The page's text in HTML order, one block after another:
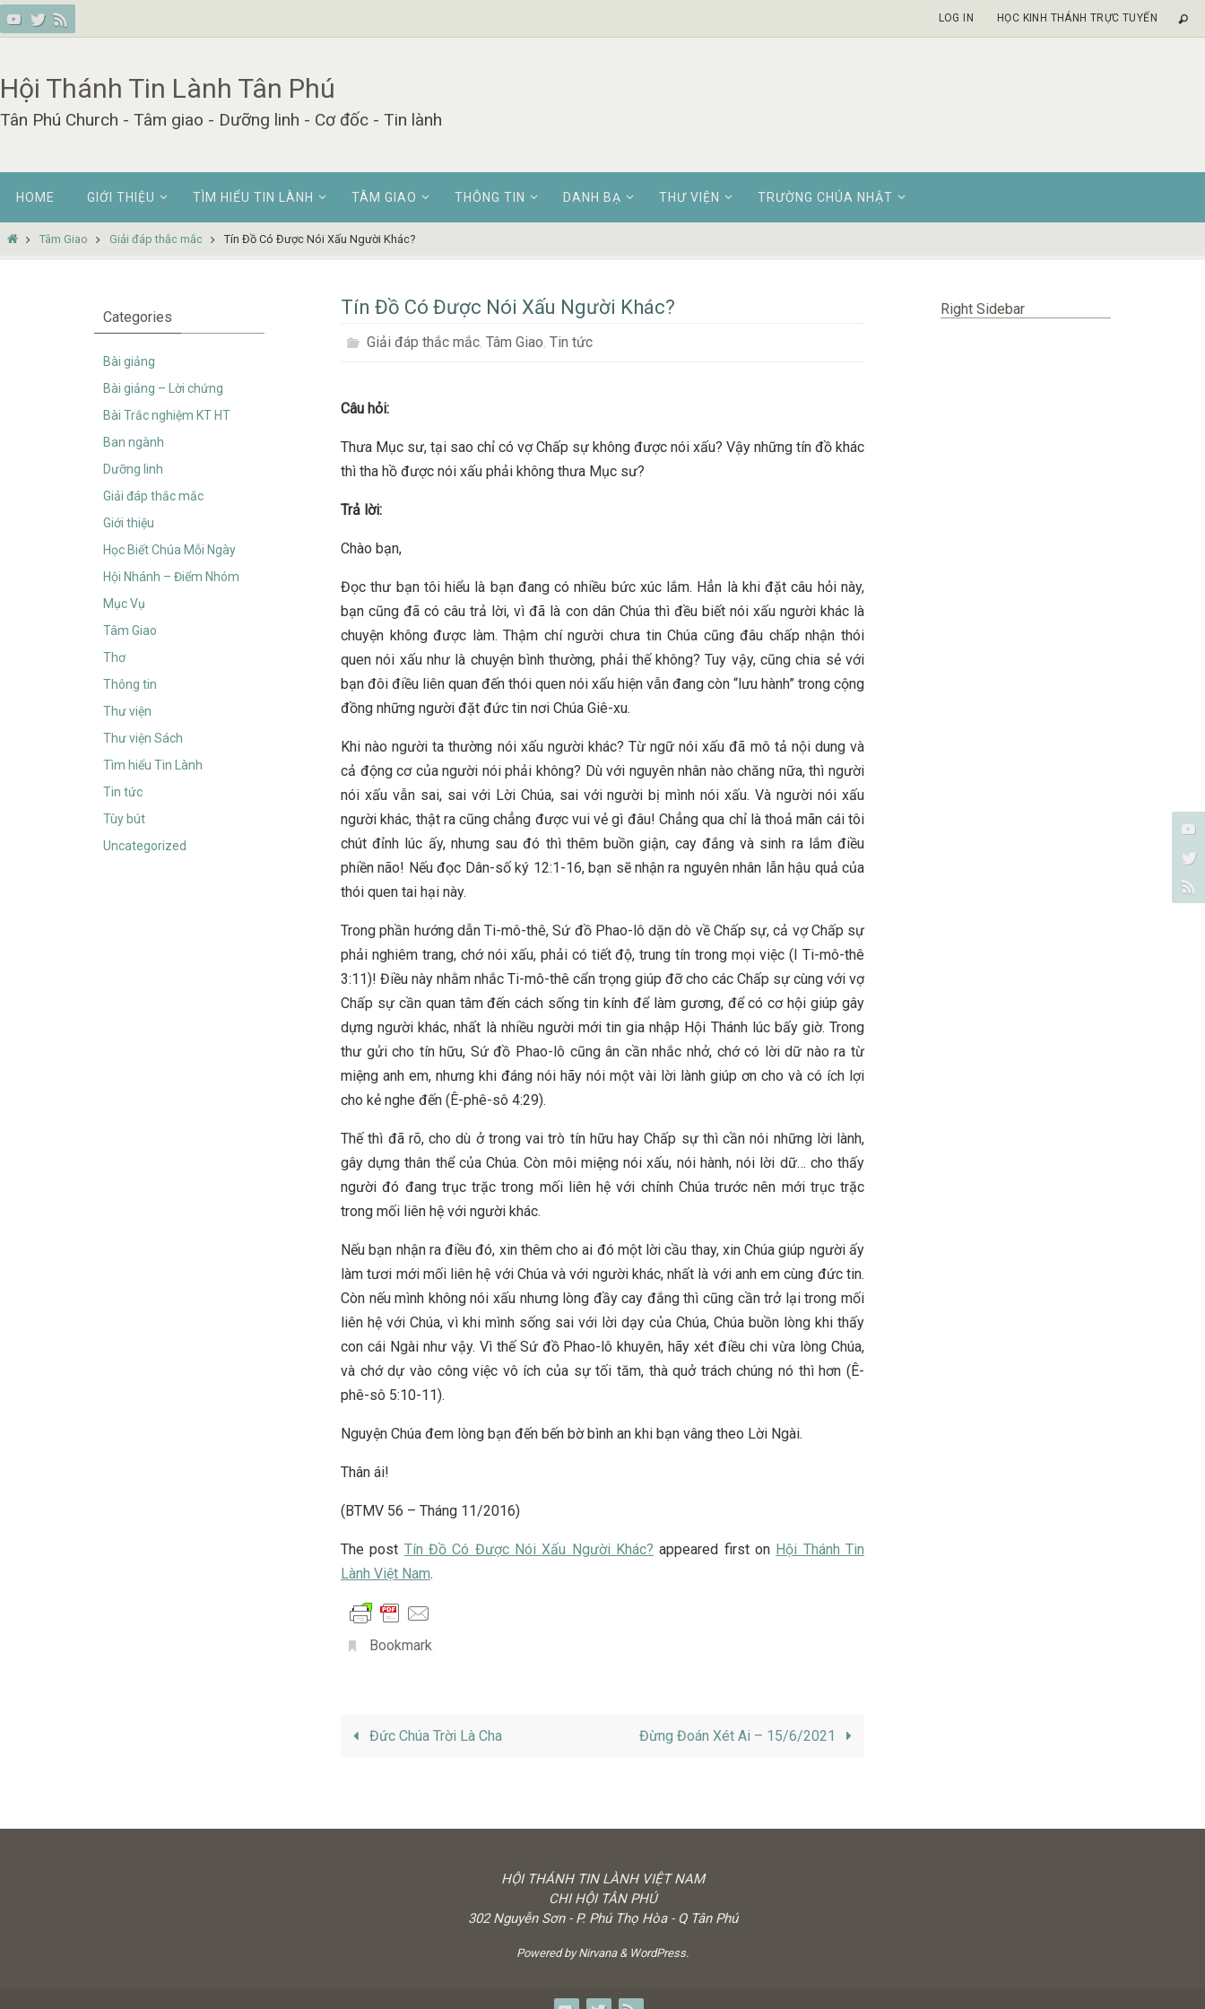
Skip
to
LOG IN HỌC KINH THÁNH TRỰC TUYẾN
Hội Thánh Tin Lành Tân Phú
Tân Phú Church - Tâm giao - Dưỡng linh - Cơ đốc - Tin lành
content
HOME GIỚI THIỆU TÌM HIỂU TIN LÀNH TÂM GIAO THÔNG TIN DANH BẠ THƯ VIỆN TRƯỜNG CHÚA NHẬT
HomeTâm Giao Giải đáp thắc mắc Tín Đồ Có Được Nói Xấu Người Khác?
Tín Đồ Có Được Nói Xấu Người Khác?
Giải đáp thắc mắc, Tâm Giao, Tin tức
Câu hỏi:
Thưa Mục sư, tại sao chỉ có vợ Chấp sự không được nói xấu? Vậy những tín đồ khác
thì tha hồ được nói xấu phải không thưa Mục sư?
Trả lời:
Chào bạn,
Đọc thư bạn tôi hiểu là bạn đang có nhiều bức xúc lắm. Hẳn là khi đặt câu hỏi này,
bạn cũng đã có câu trả lời, vì đã là con dân Chúa thì đều biết nói xấu người khác là
chuyện không được làm. Thậm chí người chưa tin Chúa cũng đâu chấp nhận thói
quen nói xấu như là chuyện bình thường, phải thế không? Tuy vậy, cũng chia sẻ với
bạn đôi điều liên quan đến thói quen nói xấu hiện vẫn đang còn “lưu hành” trong cộng
đồng những người đặt đức tin nơi Chúa Giê-xu.
Khi nào người ta thường nói xấu người khác? Từ ngữ nói xấu đã mô tả nội dung và
cả động cơ của người nói phải không? Dù với nguyên nhân nào chăng nữa, thì người
nói xấu vẫn sai, sai với Lời Chúa, sai với người bị mình nói xấu. Và người nói xấu
người khác, thật ra cũng chẳng được vui vẻ gì đâu! Chẳng qua chỉ là thoả mãn cái tôi
chút đỉnh lúc ấy, nhưng sau đó thì thêm buồn giận, cay đắng và sinh ra lắm điều
phiền não! Nếu đọc Dân-số ký 12:1-16, bạn sẽ nhận ra nguyên nhân lẫn hậu quả của
thói quen tai hại này.
Trong phần hướng dẫn Ti-mô-thê, Sứ đồ Phao-lô dặn dò về Chấp sự, cả vợ Chấp sự
phải nghiêm trang, chớ nói xấu, phải có tiết độ, trung tín trong mọi việc (I Ti-mô-thê
3:11)! Điều này nhằm nhắc Ti-mô-thê cẩn trọng giúp đỡ cho các Chấp sự cùng với vợ
Chấp sự cần quan tâm đến cách sống tin kính để làm gương, để có cơ hội giúp gây
dựng người khác, nhất là nhiều người mới tin gia nhập Hội Thánh lúc bấy giờ. Trong
thư gửi cho tín hữu, Sứ đồ Phao-lô cũng ân cần nhắc nhở, chớ có lời dữ nào ra từ
miệng anh em, nhưng khi đáng nói hãy nói một vài lời lành giúp ơn cho và có ích lợi
cho kẻ nghe đến (Ê-phê-sô 4:29).
Thế thì đã rõ, cho dù ở trong vai trò tín hữu hay Chấp sự thì cần nói những lời lành,
gây dựng thân thể của Chúa. Còn môi miệng nói xấu, nói hành, nói lời dữ… cho thấy
người đó đang trục trặc trong mối liên hệ với chính Chúa trước nên mới trục trặc
trong mối liên hệ với người khác.
Nếu bạn nhận ra điều đó, xin thêm cho ai đó một lời cầu thay, xin Chúa giúp người ấy
làm tươi mới mối liên hệ với Chúa và với người khác, nhất là với anh em cùng đức tin.
Còn nếu mình không nói xấu nhưng lòng đầy cay đắng thì cũng cần trở lại trong mối
liên hệ với Chúa, vì khi mình sống sai với lời dạy của Chúa, Chúa buồn lòng khi thấy
con cái Ngài như vậy. Vì thế Sứ đồ Phao-lô khuyên, hãy xét điều chi vừa lòng Chúa,
và chớ dự vào công việc vô ích của sự tối tăm, thà quở trách chúng nó thì hơn (Ê-
phê-sô 5:10-11).
Nguyện Chúa đem lòng bạn đến bến bờ bình an khi bạn vâng theo Lời Ngài.
Thân ái!
(BTMV 56 – Tháng 11/2016)
The post Tín Đồ Có Được Nói Xấu Người Khác? appeared first on Hội Thánh Tin
Lành Việt Nam.
Bookmark.
Đức Chúa Trời Là Cha Đừng Đoán Xét Ai – 15/6/2021
Categories
Bài giảng
Bài giảng – Lời chứng
Bài Trắc nghiệm KT HT
Ban ngành
Dưỡng linh
Giải đáp thắc mắc
Giới thiệu
Học Biết Chúa Mỗi Ngày
Hội Nhánh – Điểm Nhóm
Mục Vụ
Tâm Giao
Thơ
Thông tin
Thư viện
Thư viện Sách
Tìm hiểu Tin Lành
Tin tức
Tùy bút
Uncategorized
Right Sidebar
HỘI THÁNH TIN LÀNH VIỆT NAM
CHI HỘI TÂN PHÚ
302 Nguyễn Sơn - P. Phú Thọ Hòa - Q Tân Phú
Powered byNirvana& WordPress.